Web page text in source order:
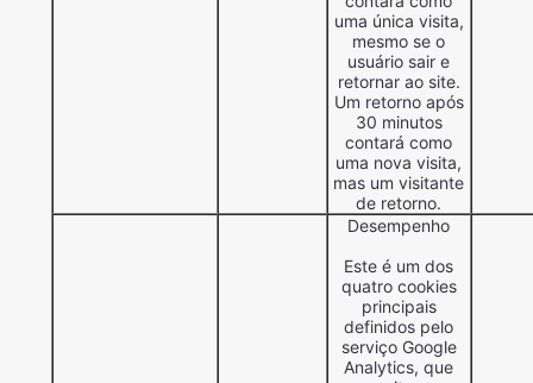
uma única visita,
mesmo se o
usuário sair e
retornar ao site.
Um retorno após
30 minutos
contará como
uma nova visita,
mas um visitante
de retorno.
Desempenho
Este é um dos
quatro cookies
principais
definidos pelo
serviço Google
Analytics, que